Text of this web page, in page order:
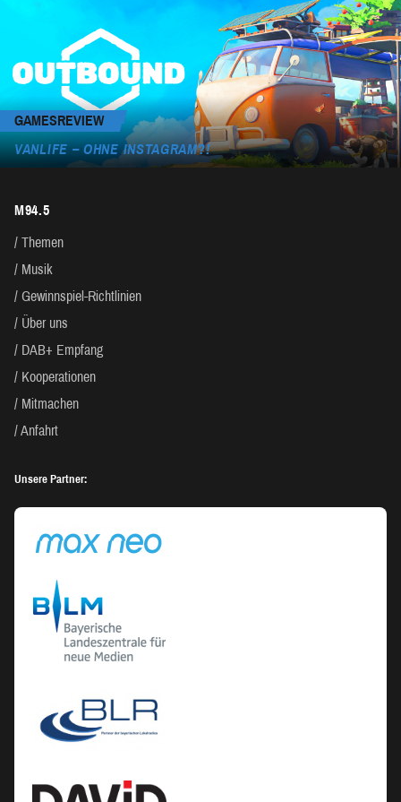
GAMESREVIEW
VANLIFE – OHNE INSTAGRAM?!
M94.5
Themen
Musik
Gewinnspiel-Richtlinien
Über uns
DAB+ Empfang
Kooperationen
Mitmachen
Anfahrt
Unsere Partner: